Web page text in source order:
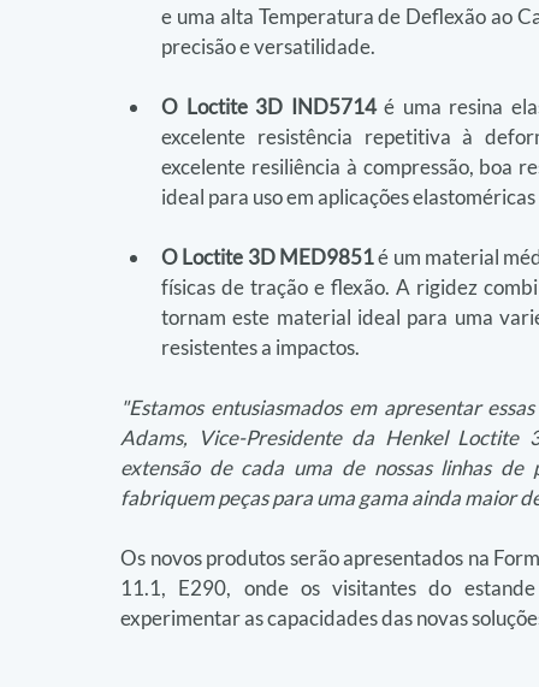
e uma alta Temperatura de Deflexão ao
precisão e versatilidade.
O Loctite 3D IND5714 é uma resina
excelente resistência repetitiva à
excelente resiliência à compressão, boa
ideal para uso em aplicações
O Loctite 3D MED9851 é um material
físicas de tração e flexão. A rigidez
tornam este material ideal para uma
resistentes a impactos.
"Estamos entusiasmados em apresentar
Adams, Vice-Presidente da Henkel Loctite
extensão de cada uma de nossas linhas
fabriquem peças para uma gama ainda maior
Os novos produtos serão apresentados na
11.1, E290, onde os visitantes do
experimentar as capacidades das novas